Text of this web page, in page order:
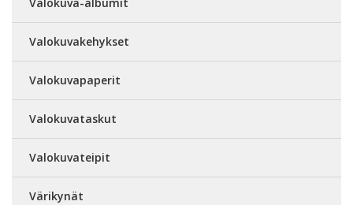
Valokuvakehykset
Valokuvapaperit
Valokuvataskut
Valokuvateipit
Värikynät